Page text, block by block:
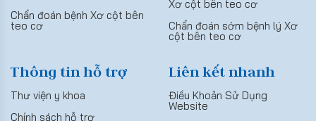
Chẩn đoán bệnh Xơ cột bên
teo cơ
Xơ cột bên teo cơ
Chẩn đoán sớm bệnh lý Xơ
cột bên teo cơ
Thông tin hỗ trợ
Thư viện y khoa
Chính sách hỗ trợ
Liên kết nhanh
Điều Khoản Sử Dụng
Website